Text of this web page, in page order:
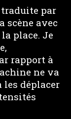
traduite par
scène avec
place. Je
rapport à
ne va
les déplacer